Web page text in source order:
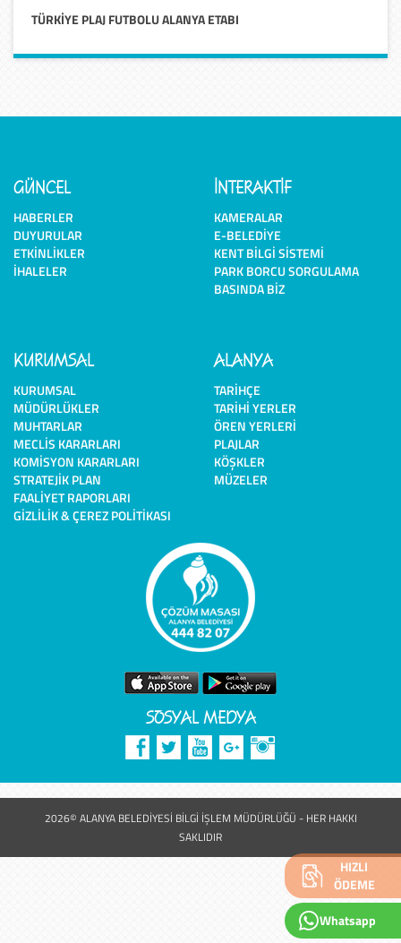
HIZLI
ÖDEME
Whatsapp
TÜRKİYEPLAJFUTBOLUALANYAETABI
GÜNCEL
HABERLER
DUYURULAR
ETKINLIKLER
İHALELER
İNTERAKTİF
KAMERALAR
E-BELEDIYE
KENT BILGI SISTEMI
PARK BORCU SORGULAMA
BASINDA BIZ
KURUMSAL
KURUMSAL
MÜDÜRLÜKLER
MUHTARLAR
MECLIS KARARLARI
KOMISYON KARARLARI
STRATEJIK PLAN
FAALIYET RAPORLARI
GIZLILIK & ÇEREZ POLITIKASI
ALANYA
TARIHÇE
TARIHI YERLER
ÖREN YERLERI
PLAJLAR
KÖŞKLER
MÜZELER
SOSYAL MEDYA
2026© ALANYA BELEDİYESİ BİLGİ İŞLEM MÜDÜRLÜĞÜ - HER HAKKI
SAKLIDIR